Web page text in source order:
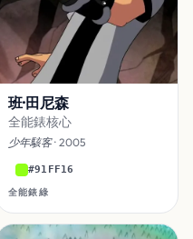
班·田尼森
全能錶核心
少年駭客· 2005
#91FF16
全能錶綠